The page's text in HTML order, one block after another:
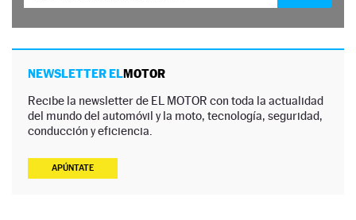
NEWSLETTER ELMOTOR
Recibe la newsletter de EL MOTOR con toda la actualidad
del mundo del automóvil y la moto, tecnología, seguridad,
conducción y eficiencia.
APÚNTATE